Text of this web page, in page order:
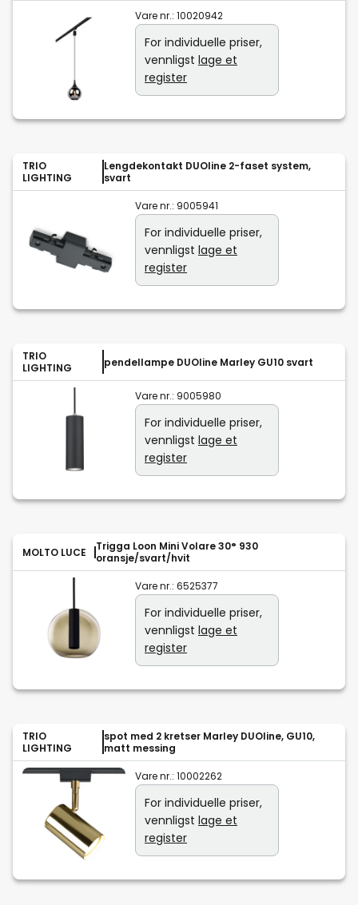
Vare nr.: 10020942
For individuelle priser,
vennligst lage et
register
TRIO
LIGHTING
Lengdekontakt DUOline 2-faset system,
svart
Vare nr.: 9005941
For individuelle priser,
vennligst lage et
register
TRIO
LIGHTING
pendellampe DUOline Marley GU10 svart
Vare nr.: 9005980
For individuelle priser,
vennligst lage et
register
MOLTO LUCE
Trigga Loon Mini Volare 30° 930
oransje/svart/hvit
Vare nr.: 6525377
For individuelle priser,
vennligst lage et
register
TRIO
LIGHTING
spot med 2 kretser Marley DUOline, GU10,
matt messing
Vare nr.: 10002262
For individuelle priser,
vennligst lage et
register